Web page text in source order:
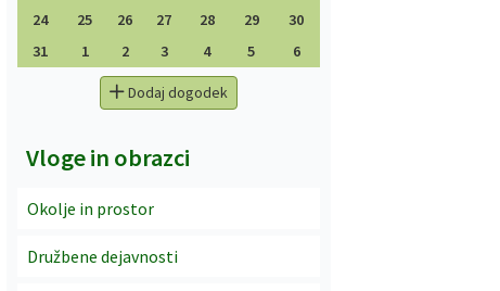
24
25 26 27 28 29
30
31
1 2 3 4 5 6
Dodaj dogodek
Vloge in obrazci
Okolje in prostor
Družbene dejavnosti